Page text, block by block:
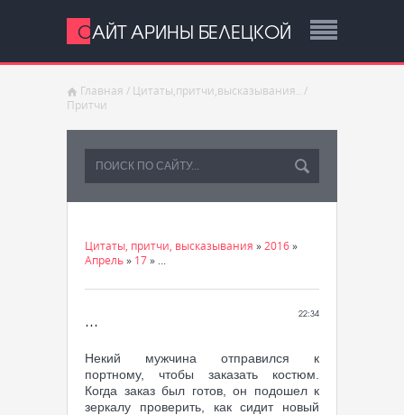
САЙТ АРИНЫ БЕЛЕЦКОЙ
Главная / Цитаты,притчи,высказывания..
/
Притчи
Цитаты, притчи, высказывания » 2016»
Апрель» 17» ...
22:34
...
Некий мужчина отправился к
портному, чтобы заказать костюм.
Когда заказ был готов, он подошел к
зеркалу проверить, как сидит новый